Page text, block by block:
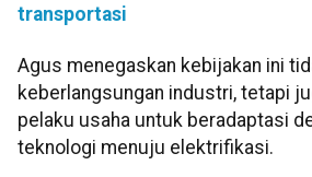
transportasi
Agus menegaskan kebijakan ini
keberlangsungan industri, tetapi
pelaku usaha untuk beradaptasi
teknologi menuju elektrifikasi.